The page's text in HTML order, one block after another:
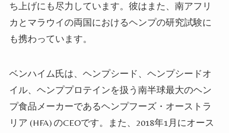
ち上げにも尽力しています。彼はまた、南アフリ
カとマラウイの両国におけるヘンプの研究試験に
も携わっています。
ベンハイム氏は、 ヘンプシード、 ヘンプシードオ
イル、ヘンププロテインを扱う南半球最大のヘン
プ食品 メーカーであるヘンプフーズ・オーストラ
リア (HFA) のCEOです。また、2018年1月にオース